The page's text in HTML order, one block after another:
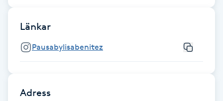
Föning
Gel naglar
Gelenaglar
Länkar
Pausabylisabenitez
Adress